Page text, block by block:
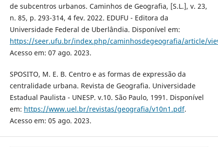
de subcentros urbanos. Caminhos de Geografia, [S.L.], v. 23,
n. 85, p. 293-314, 4 fev. 2022. EDUFU - Editora da
Universidade Federal de Uberlândia. Disponível em:
https://seer.ufu.br/index.php/caminhosdegeografia/article/
Acesso em: 07 ago. 2023.
SPOSITO, M. E. B. Centro e as formas de expressão da
centralidade urbana. Revista de Geografia. Universidade
Estadual Paulista - UNESP. v.10. São Paulo, 1991. Disponível
em: https://www.uel.br/revistas/geografia/v10n1.pdf.
Acesso em: 05 ago. 2023.